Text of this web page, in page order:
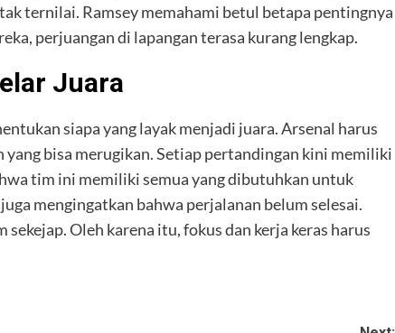
ternilai. Ramsey memahami betul betapa pentingnya
perjuangan di lapangan terasa kurang lengkap.
Juara
siapa yang layak menjadi juara. Arsenal harus
bisa merugikan. Setiap pertandingan kini memiliki
tim ini memiliki semua yang dibutuhkan untuk
mengingatkan bahwa perjalanan belum selesai.
Oleh karena itu, fokus dan kerja keras harus